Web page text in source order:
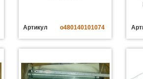
Артикул o480140101074